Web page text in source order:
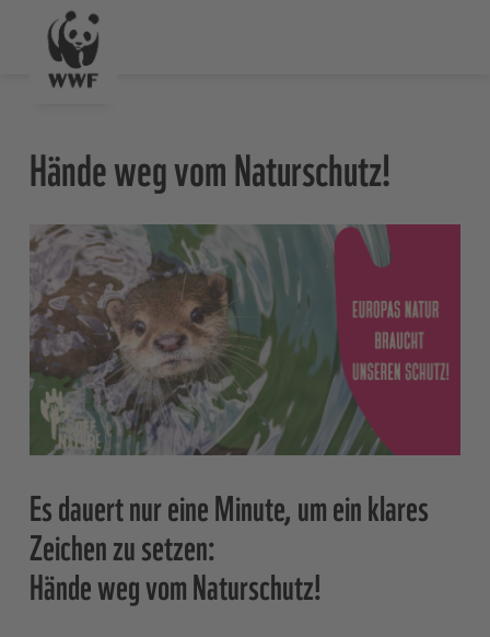
Hände weg vom Naturschutz!
Es dauert nur eine Minute, um ein klares
Zeichen zu setzen:
Hände weg vom Naturschutz!